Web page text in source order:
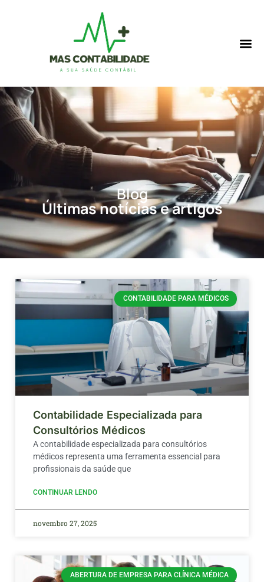
Blog
Últimas notícias e artigos
CONTABILIDADE PARA MÉDICOS
Contabilidade Especializada para
Consultórios Médicos
A contabilidade especializada para consultórios
médicos representa uma ferramenta essencial para
profissionais da saúde que
CONTINUAR LENDO
novembro 27, 2025
ABERTURA DE EMPRESA PARA CLÍNICA MÉDICA